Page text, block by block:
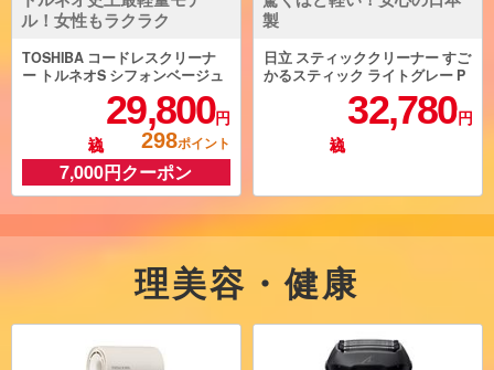
ル！女性もラクラク
TOSHIBA コードレスクリーナ
ー トルネオS シフォンベージュ
29,800円
298ポイント
7,000円クーポン
製
日立 スティッククリーナー すご
かるスティック ライトグレー P
32,780 円
理美容・健康